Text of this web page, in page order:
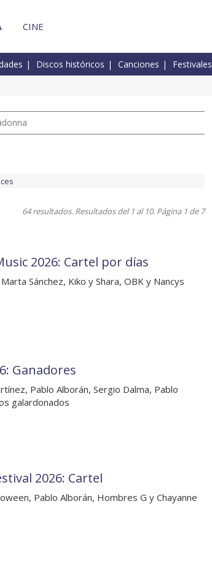
CINE
Discos históricos Canciones Festivales
64 resultados. Resultados del 1 al 10. Página 1 de 7
2026: Cartel por días
Sánchez, Kiko y Shara, OBK y Nancys
Ganadores
Pablo Alborán, Sergio Dalma, Pablo
galardonados
2026: Cartel
Pablo Alborán, Hombres G y Chayanne